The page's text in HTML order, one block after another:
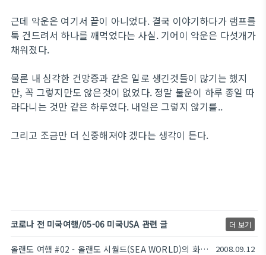
근데 악운은 여기서 끝이 아니었다. 결국 이야기하다가 램프를
툭 건드려서 하나를 깨먹었다는 사실. 기어이 악운은 다섯개가
채워졌다.
물론 내 심각한 건망증과 같은 일로 생긴것들이 많기는 했지
만, 꼭 그렇지만도 않은것이 없었다. 정말 불운이 하루 종일 따
라다니는 것만 같은 하루였다. 내일은 그렇지 않기를..
그리고 조금만 더 신중해져야 겠다는 생각이 든다.
코로나 전 미국여행/05-06 미국USA 관련 글 더 보기
올랜도 여행 #02 - 올랜도 시월드(SEA WORLD)의 화려한 동물쇼! 2008.09.12